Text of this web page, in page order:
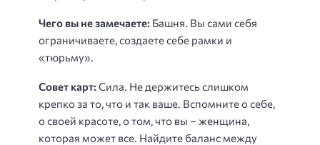
Чего вы не замечаете: Башня. Вы сами себя
ограничиваете, создаете себе рамки и
«тюрьму».
Совет карт: Сила. Не держитесь слишком
крепко за то, что и так ваше. Вспомните о себе,
о своей красоте, о том, что вы – женщина,
которая может все. Найдите баланс между